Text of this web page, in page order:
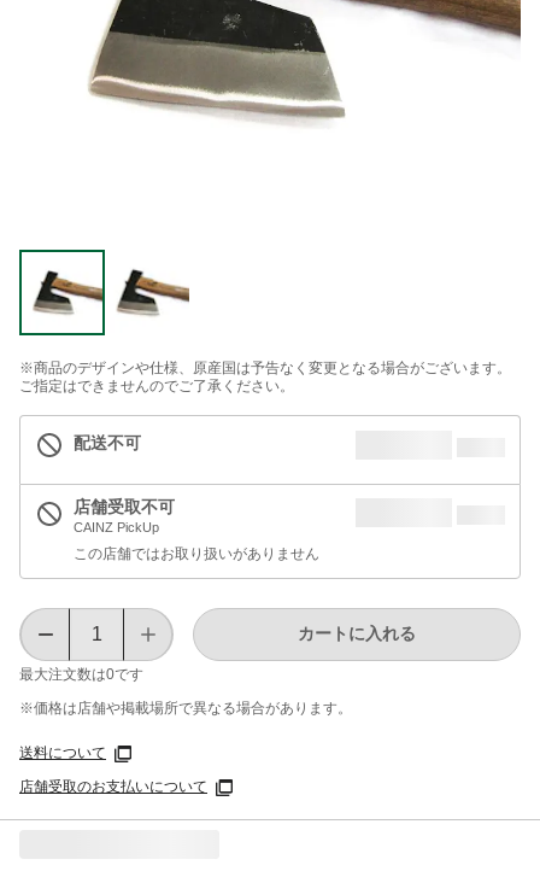
※商品のデザインや仕様、原産国は予告なく変更となる場合がございます。
ご指定はできませんのでご了承ください。
配送不可
店舗受取不可
CAINZ PickUp
この店舗ではお取り扱いがありません
最大注文数は0です
カートに入れる
※価格は​店舗や​掲載場所で​異なる​場合が​あります。
送料について
店舗受取のお支払いについて